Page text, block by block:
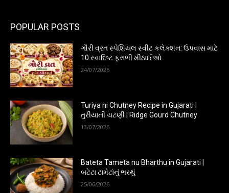
POPULAR POSTS
ગૌરી વ્રત સ્પેશિયલ સ્વીટ કલેક્શન: ઉપવાસ માટે
10 સ્વાદિષ્ટ ફરાળી મીઠાઈઓ
24/07/2026
Turiya ni Chutney Recipe in Gujarati |
તુરીયાની ચટણી | Ridge Gourd Chutney
13/07/2026
Bateta Tameta nu Bharthu in Gujarati |
બટેટા ટામેટાંનું ભરથું
25/06/2026